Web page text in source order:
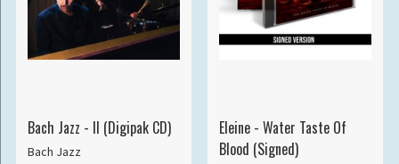
Bach Jazz - II (Digipak CD)
Bach Jazz
Eleine - Water Taste Of
Blood (Signed)